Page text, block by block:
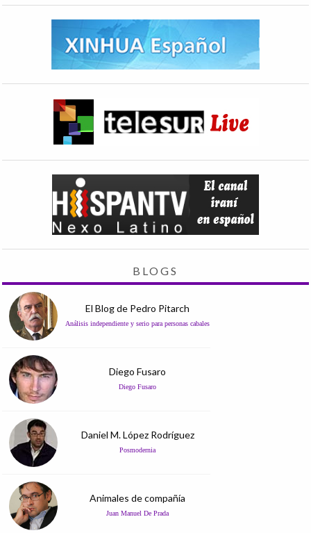
BLOGS
El Blog de Pedro Pitarch
Análisis independiente y serio para personas cabales
Diego Fusaro
Diego Fusaro
Daniel M. López Rodríguez
Posmodernia
Animales de compañía
Juan Manuel De Prada